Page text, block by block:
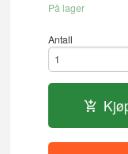
På lager
Antall